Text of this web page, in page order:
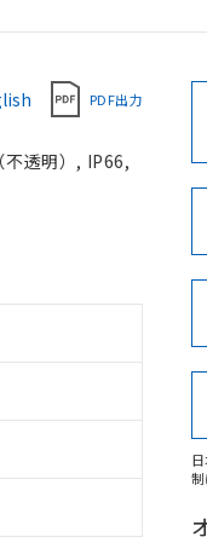
PDF出力
透明）, IP66,